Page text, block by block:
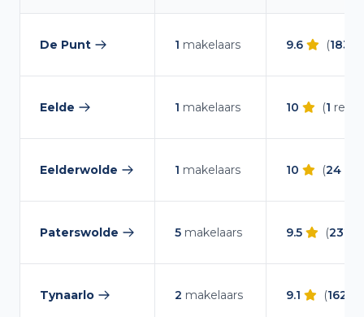
De Punt
— makelaars vergelijken
1 makelaars 9.6 (183
Eelde
— makelaars vergelijken
1 makelaars 10 (1
Eelderwolde
— makelaars vergelijken
1 makelaars 10 (24
Paterswolde
— makelaars vergelijken
5 makelaars 9.5 (232
Tynaarlo
— makelaars vergelijken
2 makelaars 9.1 (162